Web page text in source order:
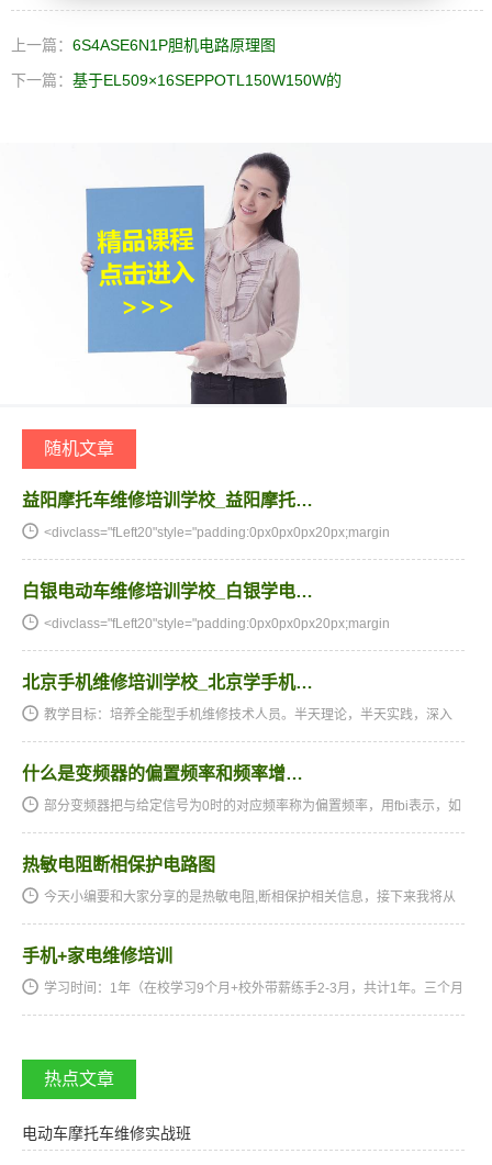
上一篇： 6S4ASE6N1P胆机电路原理图
下一篇： 基于EL509×16SEPPOTL150W150W的
随机文章
益阳摩托车维修培训学校_益阳摩托…
<divclass="fLeft20"style="padding:0px0px0px20px;margin
白银电动车维修培训学校_白银学电…
<divclass="fLeft20"style="padding:0px0px0px20px;margin
北京手机维修培训学校_北京学手机…
教学目标：培养全能型手机维修技术人员。半天理论，半天实践，深入
什么是变频器的偏置频率和频率增…
部分变频器把与给定信号为0时的对应频率称为偏置频率，用fbi表示，如
热敏电阻断相保护电路图
今天小编要和大家分享的是热敏电阻,断相保护相关信息，接下来我将从
手机+家电维修培训
学习时间：1年（在校学习9个月+校外带薪练手2-3月，共计1年。三个月
热点文章
电动车摩托车维修实战班